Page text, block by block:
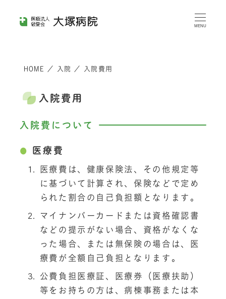
MENU
HOME ／ 入院 ／ 入院費用
入院費用
入院費について
医療費
医療費は、健康保険法、その他規定等
に基づいて計算され、保険などで定め
られた割合の自己負担額となります。
マイナンバーカードまたは資格確認書
などの提示がない場合、資格がなくな
った場合、または無保険の場合は、医
療費が全額自己負担となります。
公費負担医療証、医療券（医療扶助）
等をお持ちの方は、病棟事務または本